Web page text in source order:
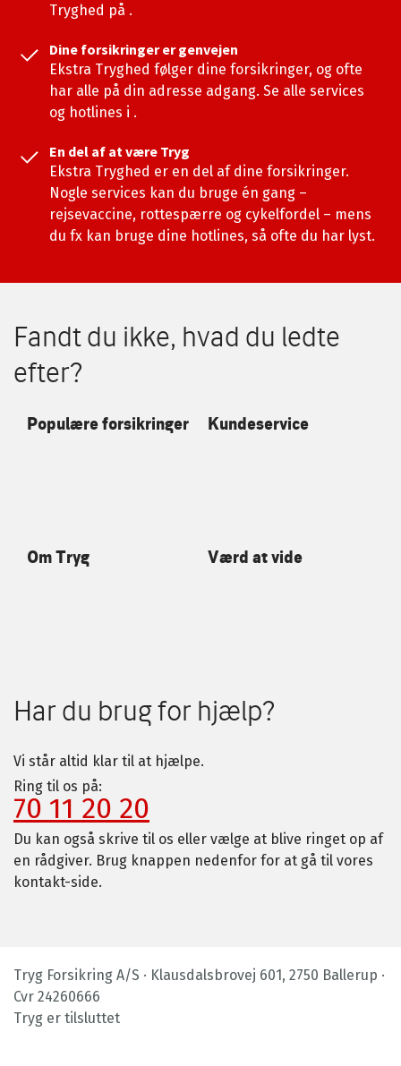
Tryghed på .
Dine forsikringer er genvejen
Ekstra Tryghed følger dine forsikringer, og ofte
har alle på din adresse adgang. Se alle services
og hotlines i .
En del af at være Tryg
Ekstra Tryghed er en del af dine forsikringer.
Nogle services kan du bruge én gang –
rejsevaccine, rottespærre og cykelfordel – mens
du fx kan bruge dine hotlines, så ofte du har lyst.
Fandt du ikke, hvad du ledte
efter?
Populære forsikringer Kundeservice
Om Tryg Værd at vide
Har du brug for hjælp?
Vi står altid klar til at hjælpe.
Ring til os på:
70 11 20 20
Du kan også skrive til os eller vælge at blive ringet op af
en rådgiver. Brug knappen nedenfor for at gå til vores
kontakt-side.
Tryg Forsikring A/S · Klausdalsbrovej 601, 2750 Ballerup ·
Cvr 24260666
Tryg er tilsluttet